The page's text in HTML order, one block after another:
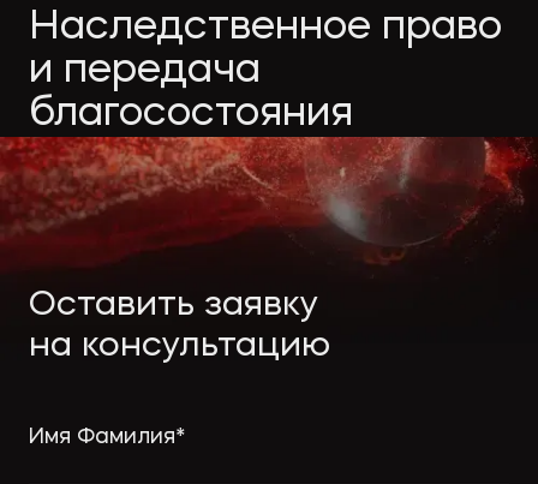
Архитектура
и проектирование
Банкротство
Экологическое
право
Новости
компании
Публикации
в СМИ
Полезные
Статьи
Наследственное право
и передача
благосостояния
Оставить заявку
на консультацию